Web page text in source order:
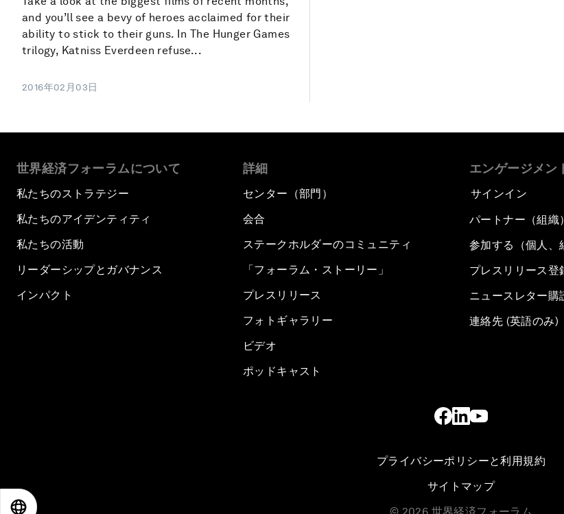
and you’ll see a bevy of heroes acclaimed for their
ability to stick to their guns. In The Hunger Games
trilogy, Katniss Everdeen refuse...
2016年02月03日
世界経済フォーラムについて
私たちのストラテジー
私たちのアイデンティティ
私たちの活動
リーダーシップとガバナンス
インパクト
詳細
センター（部門）
会合
ステークホルダーのコミュニティ
「フォーラム・ストーリー」
プレスリリース
フォトギャラリー
ビデオ
ポッドキャスト
エンゲージメン
サインイン
パートナー（組織
参加する（個人、
プレスリリース登
ニュースレター購
連絡先 (英語のみ)
プライバシーポリシーと利用規約
サイトマップ